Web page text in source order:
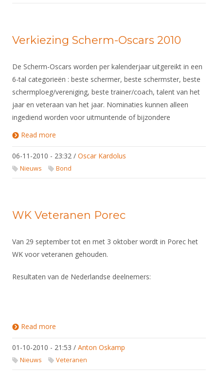
Verkiezing Scherm-Oscars 2010
De Scherm-Oscars worden per kalenderjaar uitgereikt in een
6-tal categorieën : beste schermer, beste schermster, beste
schermploeg/vereniging, beste trainer/coach, talent van het
jaar en veteraan van het jaar. Nominaties kunnen alleen
ingediend worden voor uitmuntende of bijzondere
Read more
06-11-2010 - 23:32 / Oscar Kardolus
Nieuws Bond
WK Veteranen Porec
Van 29 september tot en met 3 oktober wordt in Porec het
WK voor veteranen gehouden.
Resultaten van de Nederlandse deelnemers:
Read more
01-10-2010 - 21:53 / Anton Oskamp
Nieuws Veteranen